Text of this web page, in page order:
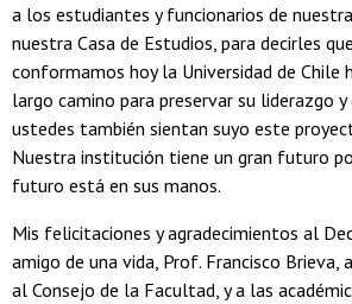
a los estudiantes y funcionarios de
nuestra Casa de Estudios, para decirles
conformamos hoy la Universidad de Chile
largo camino para preservar su liderazgo y
ustedes también sientan suyo este
Nuestra institución tiene un gran futuro
futuro está en sus manos.
Mis felicitaciones y agradecimientos al
amigo de una vida, Prof. Francisco Brieva,
al Consejo de la Facultad, y a las